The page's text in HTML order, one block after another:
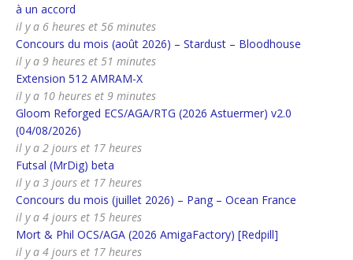
à un accord
il y a 6 heures et 56 minutes
Concours du mois (août 2026) – Stardust – Bloodhouse
il y a 9 heures et 51 minutes
Extension 512 AMRAM-X
il y a 10 heures et 9 minutes
Gloom Reforged ECS/AGA/RTG (2026 Astuermer) v2.0
(04/08/2026)
il y a 2 jours et 17 heures
Futsal (MrDig) beta
il y a 3 jours et 17 heures
Concours du mois (juillet 2026) – Pang – Ocean France
il y a 4 jours et 15 heures
Mort & Phil OCS/AGA (2026 AmigaFactory) [Redpill]
il y a 4 jours et 17 heures